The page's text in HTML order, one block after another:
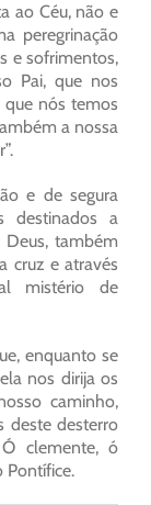
ao Céu, não e
peregrinação
e sofrimentos,
Pai, que nos
nós temos
a nossa
e de segura
destinados a
Deus, também
cruz e através
mistério de
enquanto se
nos dirija os
caminho,
deste desterro
clemente, ó
Pontífice.